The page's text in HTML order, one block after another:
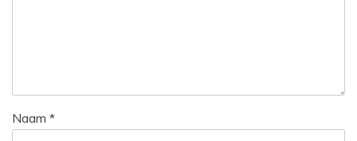
Naam *